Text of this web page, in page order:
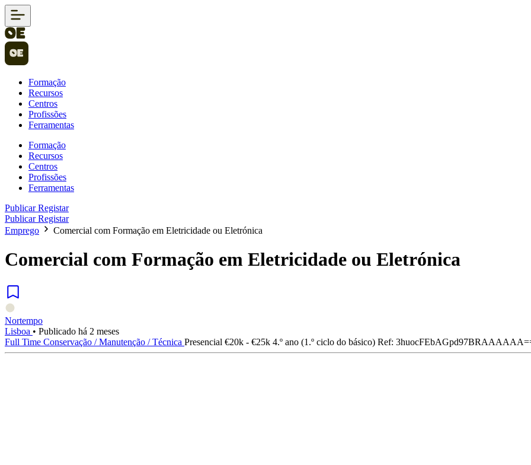
Formação
Recursos
Centros
Profissões
Ferramentas
Formação
Recursos
Centros
Profissões
Ferramentas
PublicarRegistar
PublicarRegistar
Emprego
Comercial com Formação em Eletricidade ou Eletrónica
Comercial com Formação em Eletricidade ou Eletrónica
Nortempo
Lisboa • Publicado há 2 meses
Full Time Conservação / Manutenção / Técnica Presencial €20k - €25k 4.º ano (1.º ciclo do básico) Ref: